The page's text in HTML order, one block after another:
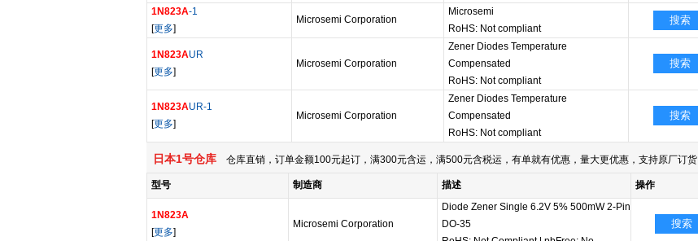
1N823A-1
[更多]
Microsemi Corporation
Microsemi
RoHS: Not compliant
搜索
1N823AUR
[更多]
Microsemi Corporation
Zener Diodes Temperature
Compensated
RoHS: Not compliant
搜索
1N823AUR-1
[更多]
Microsemi Corporation
Zener Diodes Temperature
Compensated
RoHS: Not compliant
搜索
日本1号仓库 仓库直销，订单金额100元起订，满300元含运，满500元含税运，有单就有优惠，量大更优惠，支持原厂订货
型号 制造商 描述 操作
1N823A
[更多]
Microsemi Corporation
Diode Zener Single 6.2V 5% 500mW 2-Pin
DO-35
搜索